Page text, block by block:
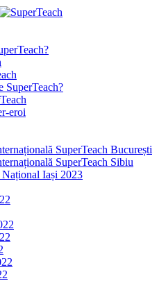
SuperTeach?
eroi
SuperTeach București
SuperTeach Sibiu
Iași 2023